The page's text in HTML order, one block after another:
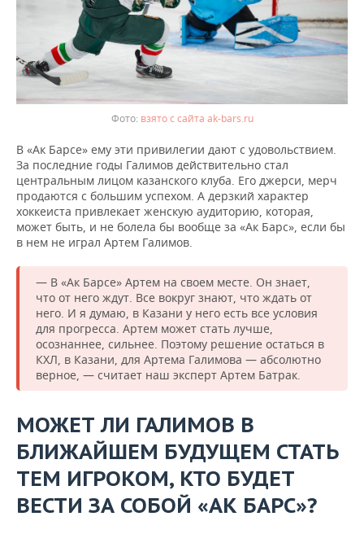
взято с сайта ak-bars.ru
В «Ак Барсе» ему эти привилегии дают с удовольствием.
За последние годы Галимов действительно стал
центральным лицом казанского клуба. Его джерси, мерч
продаются с большим успехом. А дерзкий характер
хоккеиста привлекает женскую аудиторию, которая,
может быть, и не болела бы вообще за «Ак Барс», если бы
в нем не играл Артем Галимов.
— В «Ак Барсе» Артем на своем месте. Он знает,
что от него ждут. Все вокруг знают, что ждать от
него. И я думаю, в Казани у него есть все условия
для прогресса. Артем может стать лучше,
осознаннее, сильнее. Поэтому решение остаться в
КХЛ, в Казани, для Артема Галимова — абсолютно
верное, — считает наш эксперт Артем Батрак.
МОЖЕТ ЛИ ГАЛИМОВ В
БЛИЖАЙШЕМ БУДУЩЕМ СТАТЬ
ТЕМ ИГРОКОМ, КТО БУДЕТ
ВЕСТИ ЗА СОБОЙ «АК БАРС»?